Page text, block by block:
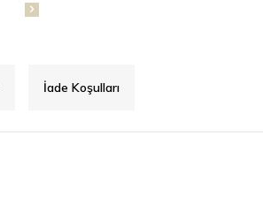
İade Koşulları